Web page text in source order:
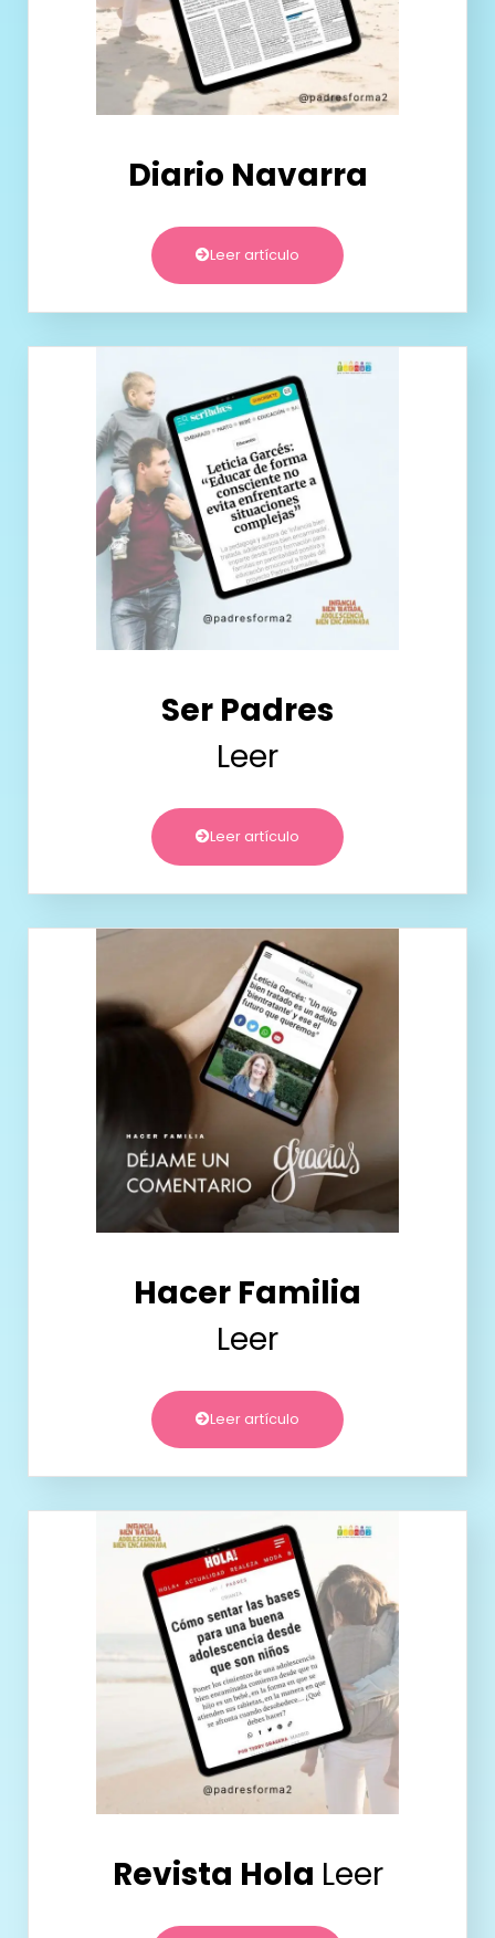
Diario Navarra
Leer artículo
Ser Padres
Leer
Leer artículo
Hacer Familia
Leer
Leer artículo
Revista Hola Leer